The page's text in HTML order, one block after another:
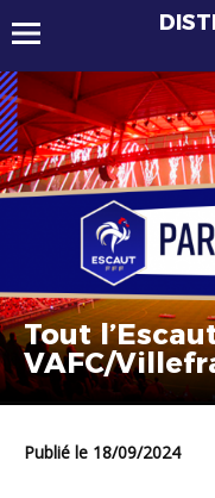
Tout
VAFC/
Publié le 18/09/2024